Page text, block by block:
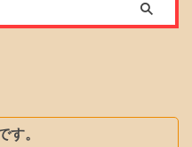
。